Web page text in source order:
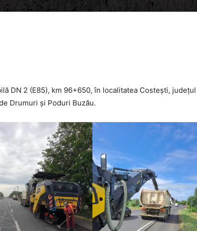
DN 2 (E85), km 96+650, în localitatea Costești, județul
Drumuri și Poduri Buzău.